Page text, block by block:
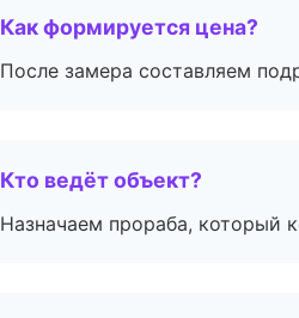
Как формируется цена?
После замера составляем
Кто ведёт объект?
Назначаем прораба, который